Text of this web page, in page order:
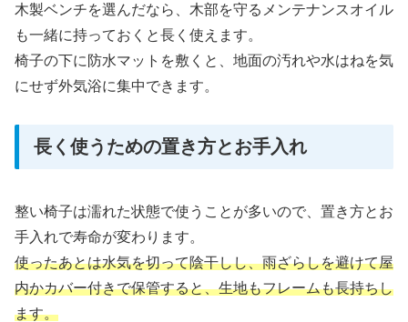
木製ベンチを選んだなら、木部を守るメンテナンスオイル
も一緒に持っておくと長く使えます。
椅子の下に防水マットを敷くと、地面の汚れや水はねを気
にせず外気浴に集中できます。
長く使うための置き方とお手入れ
整い椅子は濡れた状態で使うことが多いので、置き方とお
手入れで寿命が変わります。
使ったあとは水気を切って陰干しし、雨ざらしを避けて屋
内かカバー付きで保管すると、生地もフレームも長持ちし
ます。